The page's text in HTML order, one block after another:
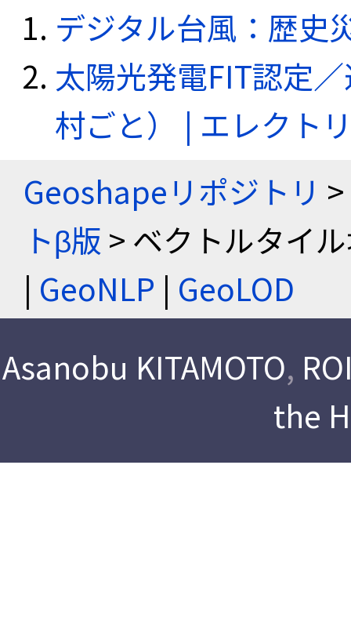
デジタル台風：歴史
太陽光発電FIT認定
村ごと） | エレクト
Geoshapeリポジトリ >
トβ版 > ベクトルタイ
| GeoNLP | GeoLOD
Asanobu KITAMOTO,
the